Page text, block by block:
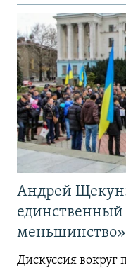
Андрей
единственный
меньшинство»
Дискуссия вокруг